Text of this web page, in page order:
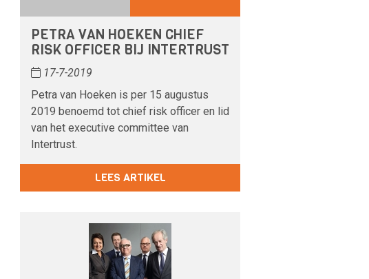
PETRA VAN HOEKEN CHIEF
RISK OFFICER BIJ INTERTRUST
17-7-2019
Petra van Hoeken is per 15 augustus
2019 benoemd tot chief risk officer en lid
van het executive committee van
Intertrust.
LEES ARTIKEL